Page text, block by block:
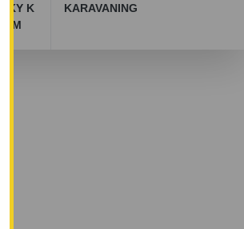
K
KARAVANING